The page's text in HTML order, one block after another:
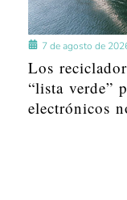
7 de agosto de
Los
“lista verde”
electrónicos